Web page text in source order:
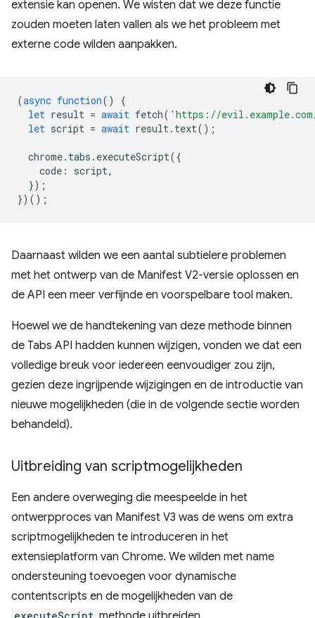
extensie kan openen. We wisten dat we deze functie
zouden moeten laten vallen als we het probleem met
externe code wilden aanpakken.
(async function()
{
let result = await fetch( 'https://
let script = await result. text();
chrome. tabs . executeScript({
code : script,
});
})();
Daarnaast wilden we een aantal subtielere problemen
met het ontwerp van de Manifest V2-versie oplossen en
de API een meer verfijnde en voorspelbare tool maken.
Hoewel we de handtekening van deze methode binnen
de Tabs API hadden kunnen wijzigen, vonden we dat een
volledige breuk voor iedereen eenvoudiger zou zijn,
gezien deze ingrijpende wijzigingen en de introductie van
nieuwe mogelijkheden (die in de volgende sectie worden
behandeld).
Uitbreiding van scriptmogelijkheden
Een andere overweging die meespeelde in het
ontwerpproces van Manifest V3 was de wens om extra
scriptmogelijkheden te introduceren in het
extensieplatform van Chrome. We wilden met name
ondersteuning toevoegen voor dynamische
contentscripts en de mogelijkheden van de